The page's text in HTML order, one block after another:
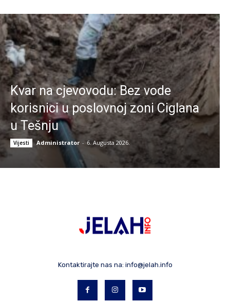
Kvar na cjevovodu: Bez vode
korisnici u poslovnoj zoni Ciglana
u Tešnju
Vijesti Administrator - 6. Augusta 2026.
Kontaktirajte nas na: info@jelah.info